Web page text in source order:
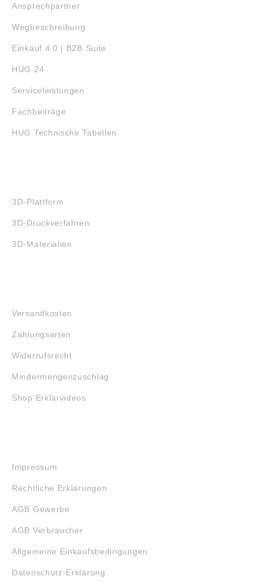
Ansprechpartner
Wegbeschreibung
Einkauf 4.0 | B2B Suite
HUG 24
Serviceleistungen
Fachbeiträge
HUG Technische Tabellen
3D-Plattform
3D-Druckverfahren
3D-Materialien
Versandkosten
Zahlungsarten
Widerrufsrecht
Mindermengenzuschlag
Shop Erklärvideos
Impressum
Rechtliche Erklärungen
AGB Gewerbe
AGB Verbraucher
Allgemeine Einkaufsbedingungen
Datenschutz-Erklärung